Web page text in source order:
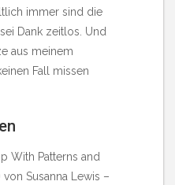
immer sind die
Dank zeitlos. Und
aus meinem
Fall missen
With Patterns and
Susanna Lewis –